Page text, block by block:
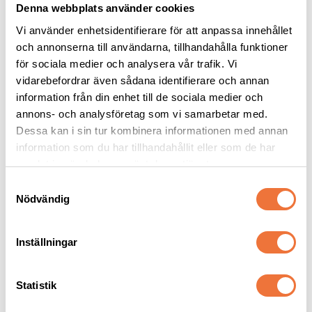
Denna webbplats använder cookies
Vi använder enhetsidentifierare för att anpassa innehållet
och annonserna till användarna, tillhandahålla funktioner
för sociala medier och analysera vår trafik. Vi
vidarebefordrar även sådana identifierare och annan
information från din enhet till de sociala medier och
annons- och analysföretag som vi samarbetar med.
Dessa kan i sin tur kombinera informationen med annan
information som du har tillhandahållit eller som de har
samlat in när du har använt deras tjänster.
Nödvändig
Inställningar
Statistik
2pets belöningsgodis
Hjort Mini - 100 g
Av färska råvaror
59kr
Show Tech
Utställningskoppel vit
nylon med silverfärgad
hake (3 mm)
Längd 84 cm, diameter 3 mm
39kr
Senaste besökta produkter